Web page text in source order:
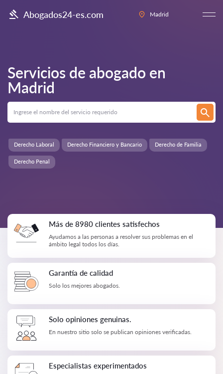
Abogados24-es.com Madrid
Servicios de abogado en
Madrid
Derecho Penal
Derecho Laboral Derecho Financiero y Bancario Derecho de Familia
Más de 8980 clientes satisfechos
Ayudamos a las personas a resolver sus problemas en el
ámbito legal todos los días.
Garantía de calidad
Solo los mejores abogados.
Solo opiniones genuinas.
En nuestro sitio solo se publican opiniones verificadas.
Especialistas experimentados